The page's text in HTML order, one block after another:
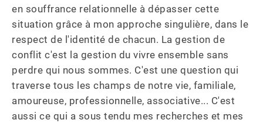
en souffrance relationnelle à dépasser cette
situation grâce à mon approche singulière, dans le
respect de l'identité de chacun. La gestion de
conflit c'est la gestion du vivre ensemble sans
perdre qui nous sommes. C'est une question qui
traverse tous les champs de notre vie, familiale,
amoureuse, professionnelle, associative... C'est
aussi ce qui a sous tendu mes recherches et mes